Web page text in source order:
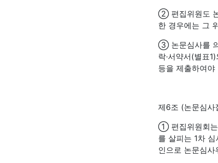
② 편집위원도
한 경우에는 그
③ 논문심사를
락·서약서(별표
등을 제출하여야
제6조 (논문심사
① 편집위원회는
를 살피는 1차
인으로 논문심